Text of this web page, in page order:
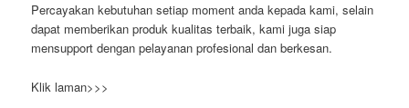
Percayakan kebutuhan setiap moment anda kepada kami, selain
dapat memberikan produk kualitas terbaik, kami juga siap
mensupport dengan pelayanan profesional dan berkesan.
Klik laman>>>